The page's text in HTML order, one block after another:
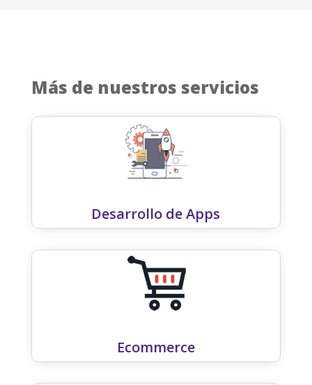
Más de nuestros servicios
Desarrollo de Apps
Ecommerce